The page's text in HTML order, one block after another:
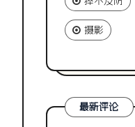
摄影
最新评论